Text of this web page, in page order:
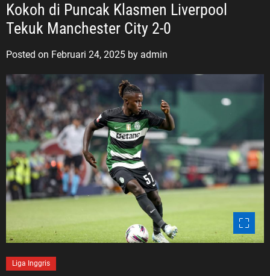
Kokoh di Puncak Klasmen Liverpool
Tekuk Manchester City 2-0
Posted on Februari 24, 2025 by admin
Liga Inggris